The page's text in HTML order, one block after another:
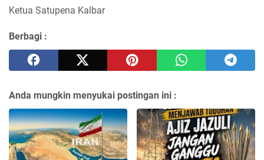
Ketua Satupena Kalbar
Berbagi :
Anda mungkin menyukai postingan ini :